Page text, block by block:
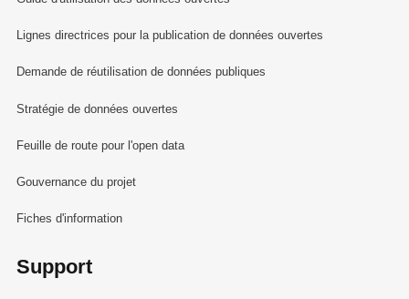
Lignes directrices pour la publication de données ouvertes
Demande de réutilisation de données publiques
Stratégie de données ouvertes
Feuille de route pour l'open data
Gouvernance du projet
Fiches d'information
Support